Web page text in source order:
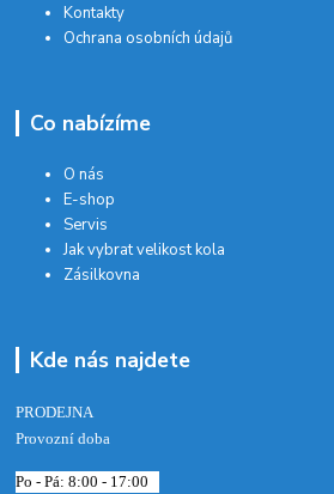
Kontakty
Ochrana osobních údajů
Co nabízíme
O nás
E-shop
Servis
Jak vybrat velikost kola
Zásilkovna
Kde nás najdete
PRODEJNA
Provozní doba
Po - Pá: 8:00 - 17:00